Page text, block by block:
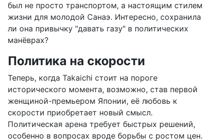
был не просто транспортом, а настоящим стилем
жизни для молодой Санаэ. Интересно, сохранила
ли она привычку "давать газу" в политических
манёврах?
Политика на скорости
Теперь, когда Takaichi стоит на пороге
исторического момента, возможно, став первой
женщиной-премьером Японии, её любовь к
скорости приобретает новый смысл.
Политическая арена требует быстрых решений,
особенно в вопросах вроде борьбы с ростом цен.